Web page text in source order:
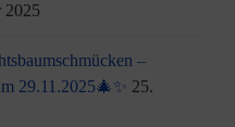
2025
–
29.11.2025🎄✨ 25.